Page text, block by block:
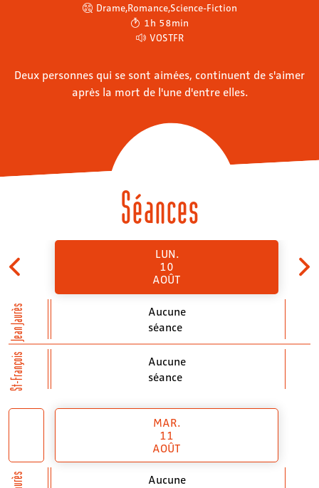
Drame,Romance,Science-Fiction
1h 58min
VOSTFR
Deux personnes qui se sont aimées, continuent de s'aimer
après la mort de l'une d'entre elles.
Séances
Jean Jaurès
St-François
LUN.
10
AOÛT
Aucune
séance
Aucune
séance
MAR.
11
AOÛT
Aucune